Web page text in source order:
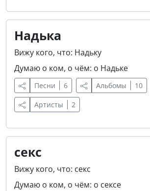
Надька
Вижу кого, что: Надьку
Думаю о ком, о чём: о Надьке
Песни 6 Альбомы 10
Артисты 2
секс
Вижу кого, что: секс
Думаю о ком, о чём: о сексе